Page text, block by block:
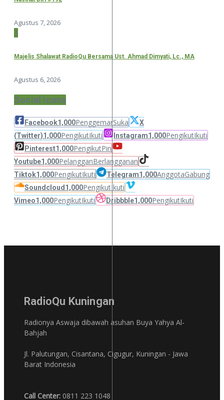
Agustus 7, 2026
3
Majelis Shalawat RadioQu Bersama Ust. Ahmad Dimyati, Lc., MA
Agustus 6, 2026
Social Icons
Facebook1,000PenggemarSuka
X
(Twitter)1,000PengikutIkuti Instagram1,000PengikutIkuti
Pinterest1,000PengikutPin
Youtube1,000PelangganBerlangganan
Tiktok1,000PengikutIkuti Telegram1,000AnggotaGabung
Soundcloud 1,000PengikutIkuti
Vimeo1,000PengikutIkuti Dribbble1,000PengikutIkuti
RadioQu Kuningan
Radionya Aswaja dibawah asuhan Buya Yahya Al-
Bahjah
Jl. Palutungan, Cisantana, Cigugur, Kuningan - Jawa
Barat Indonesia
Call Center: 0811 223 1048